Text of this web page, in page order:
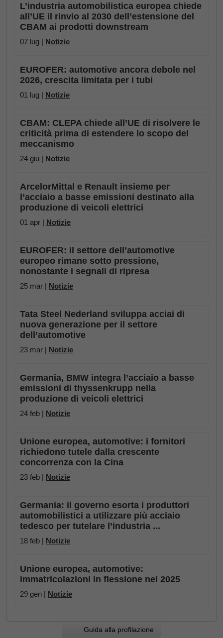
L’industria automobilistica europea chiede
all’UE il rinvio al 2030 dell’estensione del
CBAM ai prodotti downstream
07 lug | Notizie
EUROFER: automotive ancora debole nel
2026, crescita limitata per i tubi
01 lug | Notizie
CBAM: CLEPA chiede all’UE di risolvere le
criticità prima di estendere lo scopo del
meccanismo
24 giu | Notizie
ArcelorMittal e Renault insieme per
l’acciaio a basse emissioni destinato alla
produzione di veicoli elettrici
01 apr | Notizie
EUROFER: il settore dell’automotive
europeo rimane sotto pressione,
nonostante i segnali di ripresa
25 mar | Notizie
Tata Steel Nederland sviluppa acciai di
nuova generazione per il settore
dell’automotive
23 mar | Notizie
Germania, BMW integra l’acciaio a basse
emissioni di thyssenkrupp nella
produzione di veicoli elettrici
24 feb | Notizie
Unione europea, automotive: i fornitori
richiedono tutele dalla crescente
concorrenza con la Cina
23 feb | Notizie
Germania: il governo esorta i produttori
automobilistici a utilizzare più acciaio
tedesco per tutelare l’industria ...
18 feb | Notizie
Unione europea, automotive:
immatricolazioni in flessione nel 2025
29 gen | Notizie
Guida alla profilazione